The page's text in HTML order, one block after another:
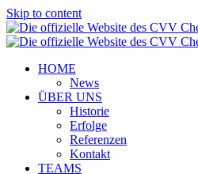
Skip to content
HOME
News
ÜBER UNS
Historie
Erfolge
Referenzen
Kontakt
TEAMS